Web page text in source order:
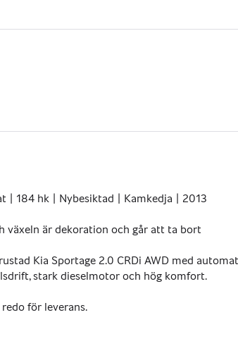
| 184 hk | Nybesiktad | Kamkedja | 2013
växeln är dekoration och går att ta bort
Kia Sportage 2.0 CRDi AWD med
stark dieselmotor och hög komfort.
för leverans.